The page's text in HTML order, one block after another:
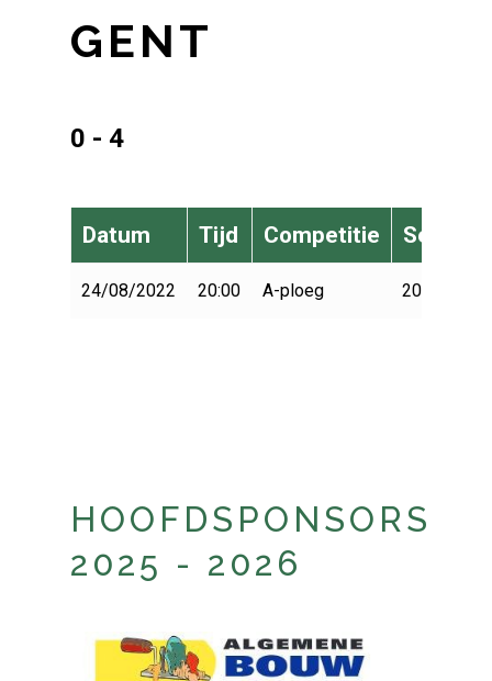
GENT
0 - 4
Datum Tijd Competitie Seizoen
24/08/2022 20:00 A-ploeg 2022-2023
HOOFDSPONSORS
2025 - 2026